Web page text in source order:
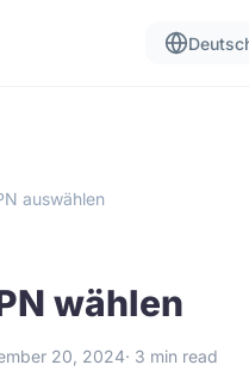
auswählen
wählen
20, 2024· 3 min read